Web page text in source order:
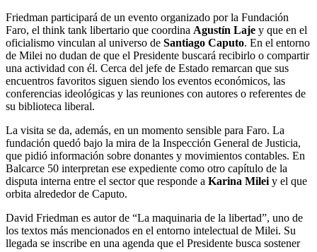
Friedman participará de un evento organizado por la Fundación
Faro, el think tank libertario que coordina Agustín Laje y que en el
oficialismo vinculan al universo de Santiago Caputo. En el entorno
de Milei no dudan de que el Presidente buscará recibirlo o compartir
una actividad con él. Cerca del jefe de Estado remarcan que sus
encuentros favoritos siguen siendo los eventos económicos, las
conferencias ideológicas y las reuniones con autores o referentes de
su biblioteca liberal.
La visita se da, además, en un momento sensible para Faro. La
fundación quedó bajo la mira de la Inspección General de Justicia,
que pidió información sobre donantes y movimientos contables. En
Balcarce 50 interpretan ese expediente como otro capítulo de la
disputa interna entre el sector que responde a Karina Milei y el que
orbita alrededor de Caputo.
David Friedman es autor de “La maquinaria de la libertad”, uno de
los textos más mencionados en el entorno intelectual de Milei. Su
llegada se inscribe en una agenda que el Presidente busca sostener